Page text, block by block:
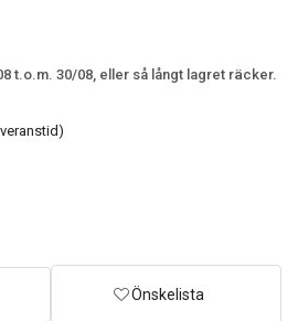
t.o.m. 30/08, eller så långt lagret räcker.
Önskelista